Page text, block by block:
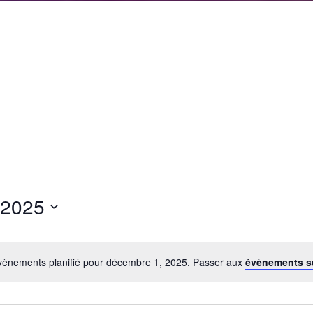
Notice
planifié pour décembre 1, 2025. Passer auxévènements